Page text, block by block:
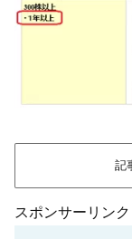
記
スポンサーリン